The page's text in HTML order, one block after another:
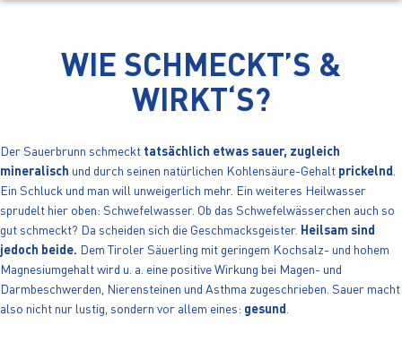
WIE SCHMECKT’S &
WIRKT‘S?
Der Sauerbrunn schmeckt tatsächlich etwas sauer, zugleich
mineralisch und durch seinen natürlichen Kohlensäure-Gehalt prickelnd
Ein Schluck und man will unweigerlich mehr. Ein weiteres Heilwasser
sprudelt hier oben: Schwefelwasser. Ob das Schwefelwässerchen auch so
gut schmeckt? Da scheiden sich die Geschmacksgeister. Heilsam sind
jedoch beide. Dem Tiroler Säuerling mit geringem Kochsalz- und hohem
Magnesiumgehalt wird u. a. eine positive Wirkung bei Magen- und
Darmbeschwerden, Nierensteinen und Asthma zugeschrieben. Sauer macht
also nicht nur lustig, sondern vor allem eines: gesund